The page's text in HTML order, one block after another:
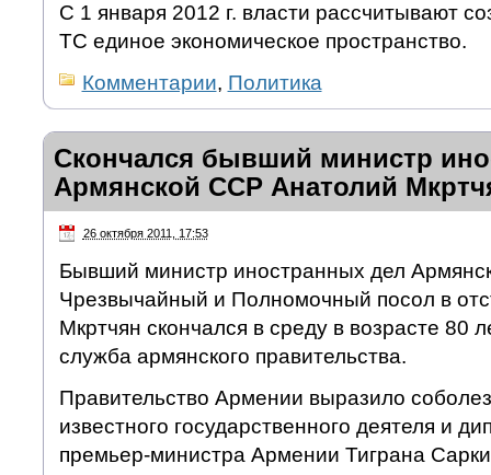
С 1 января 2012 г. власти рассчитывают
ТС единое экономическое пространство.
Комментарии, Политика
Скончался бывший министр
Армянской ССР Анатолий
26 октября 2011, 17:53
Бывший министр иностранных дел
Чрезвычайный и Полномочный посол в
Мкртчян скончался в среду в возрасте 80
служба армянского правительства.
Правительство Армении выразило
известного государственного деятеля и
премьер-министра Армении Тиграна